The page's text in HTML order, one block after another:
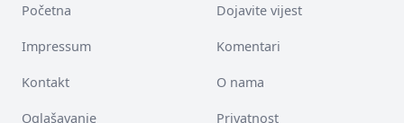
Početna Dojavite vijest
Impressum Komentari
Kontakt O nama
Oglašavanje Privatnost